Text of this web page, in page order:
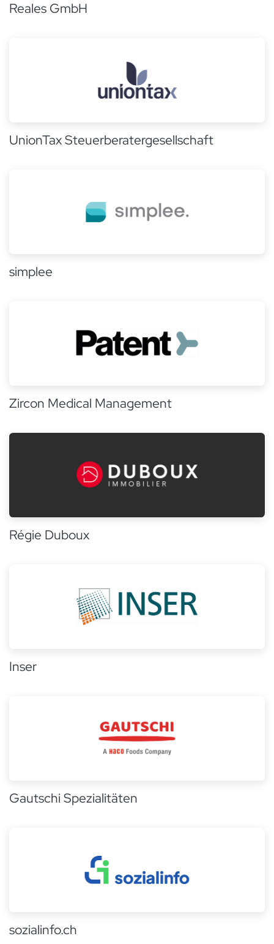
Reales GmbH
UnionTax Steuerberatergesellschaft
simplee
Zircon Medical Management
Régie Duboux
Inser
Gautschi Spezialitäten
sozialinfo.ch